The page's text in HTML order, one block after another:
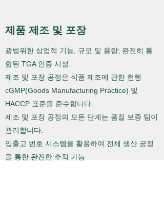
제품 제조 및 포장
광범위한 상업적 기능, 규모 및 용량; 완전히 통
합된 TGA 인증 시설.
제조 및 포장 공정은 식품 제조에 관한 현행
cGMP(Goods Manufacturing Practice) 및
HACCP 표준을 준수합니다.
제조 및 포장 공정의 모든 단계는 품질 보증 팀이
관리합니다.
입출고 번호 시스템을 활용하여 전체 생산 공정
을 통한 완전한 추적 가능